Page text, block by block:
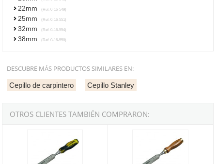
22mm (Ref. 0-16-549)
25mm (Ref. 0-16-551)
32mm (Ref. 0-16-554)
38mm (Ref. 0-16-558)
DESCUBRE MÁS PRODUCTOS SIMILARES EN:
Cepillo de carpintero Cepillo Stanley
OTROS CLIENTES TAMBIÉN COMPRARON: